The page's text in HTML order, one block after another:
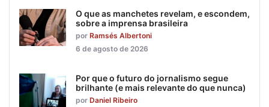
O que as manchetes revelam, e escondem,
sobre a imprensa brasileira
por Ramsés Albertoni
6 de agosto de 2026
Por que o futuro do jornalismo segue
brilhante (e mais relevante do que nunca)
por Daniel Ribeiro